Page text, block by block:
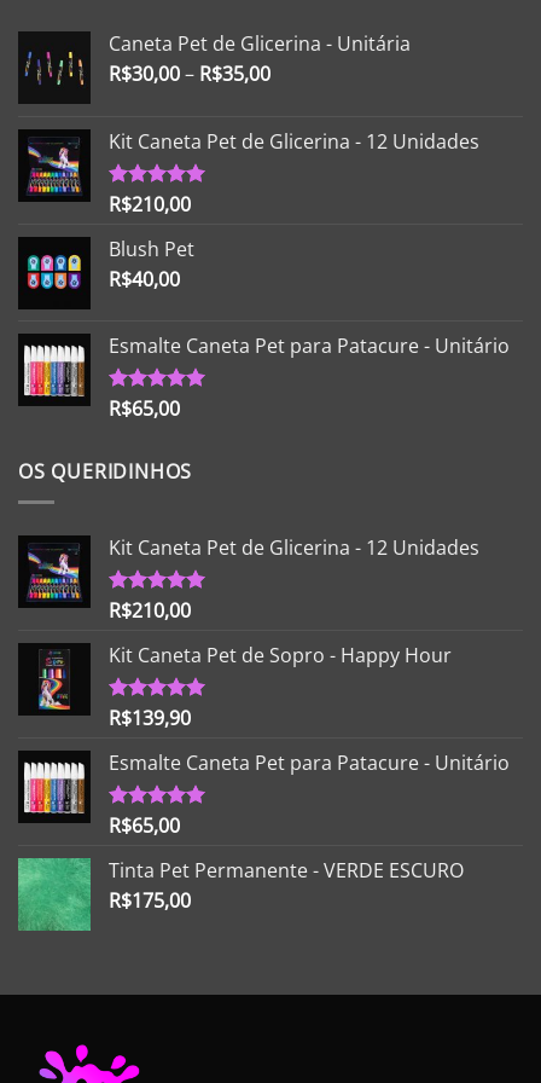
Caneta Pet de Glicerina - Unitária
R$30,00– R$35,00
Kit Caneta Pet de Glicerina - 12 Unidades
Avaliação
R$210,00
Blush Pet
R$40,00
Esmalte Caneta Pet para Patacure - Unitário
Avaliação
R$65,00
OS QUERIDINHOS
Kit Caneta Pet de Glicerina - 12 Unidades
Avaliação
R$210,00
Kit Caneta Pet de Sopro - Happy Hour
Avaliação
R$139,90
Esmalte Caneta Pet para Patacure - Unitário
Avaliação
R$65,00
Tinta Pet Permanente - VERDE ESCURO
R$175,00